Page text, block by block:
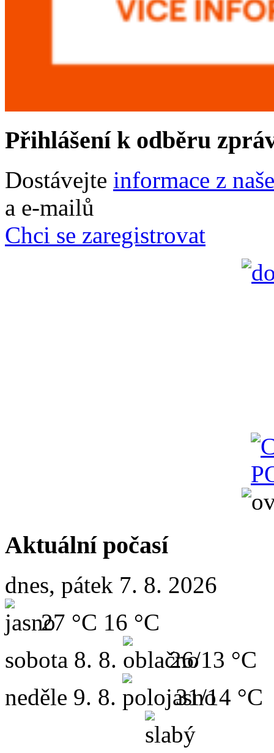
Přihlášení k odběru
Dostávejte informace z
a e-mailů
Chci se zaregistrovat
Aktuální počasí
dnes, pátek 7. 8. 2026
27 °C 16 °C
sobota 8. 8.
26/13 °C
neděle 9. 8. 31/14 °C